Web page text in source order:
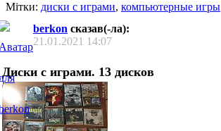
Мітки: диски с играми, компьютерные игры
berkon сказав(-ла):
21.01.2021 14:07
Диски с играми. 13 дисков